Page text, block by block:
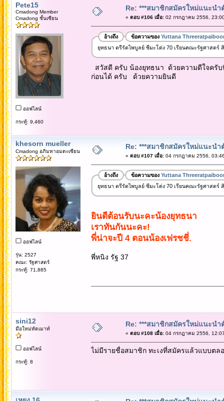
Pete15
Cmadong Member
Cmadong ชั้นเซียน
ออฟไลน์
กระทู้: 9,460
Re: ***สมาชิกสมัครใหม่แนะนำ
« ตอบ #106 เมื่อ:02 กรกฎาคม 2556,
อ้างถึง ข้อความของ Yuttana
ยุทธนา ตรีรัตไพบูลย์ ซีมะโด่ง 70 เรียนคณะรัฐศาสตร์
สวัสดี ครับ น้องยุทธนา ด้วยความดีใจครับ
ก่อนได้ ครับ ด้วยความยินดี
khesorn mueller
Cmadong อภิมหาอมตะเซียน
ออฟไลน์
รุ่น: 2527
คณะ: รัฐศาสตร์
กระทู้: 71,885
Re: ***สมาชิกสมัครใหม่แนะนำ
« ตอบ #107 เมื่อ:04 กรกฎาคม 2556,
อ้างถึง ข้อความของ Yuttana
ยุทธนา ตรีรัตไพบูลย์ ซีมะโด่ง 70 เรียนคณะรัฐศาสตร์
ยินดีต้อนรับนะคะน้องยุทธนา
เราทันกันนะคะ!
พี่น่าจะปี 4 ตอนน้องเฟรชชี่.
พี่หนิง รัฐ 37
sini12
มือใหม่หัดเมาท์
ออฟไลน์
กระทู้: 8
Re: ***สมาชิกสมัครใหม่แนะนำ
« ตอบ #108 เมื่อ:04 กรกฎาคม 2556,
ไม่มีรายชื่อสมาชิก ทะเงที่สมัครแล้วแบบต